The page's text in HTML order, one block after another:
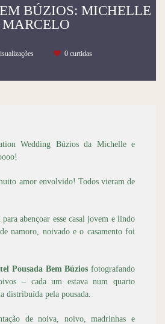
BÚZIOS: MICHELLE
MARCELO
0curtidas
Wedding Búzios da Michelle e
amor envolvido! Todos vieram de
abençoar esse casal jovem e lindo
namoro, noivado e o casamento foi
Pousada Bem Búzios fotografando
– cada um estava num quarto
distribuída pela pousada.
de noiva, noivo, madrinhas e